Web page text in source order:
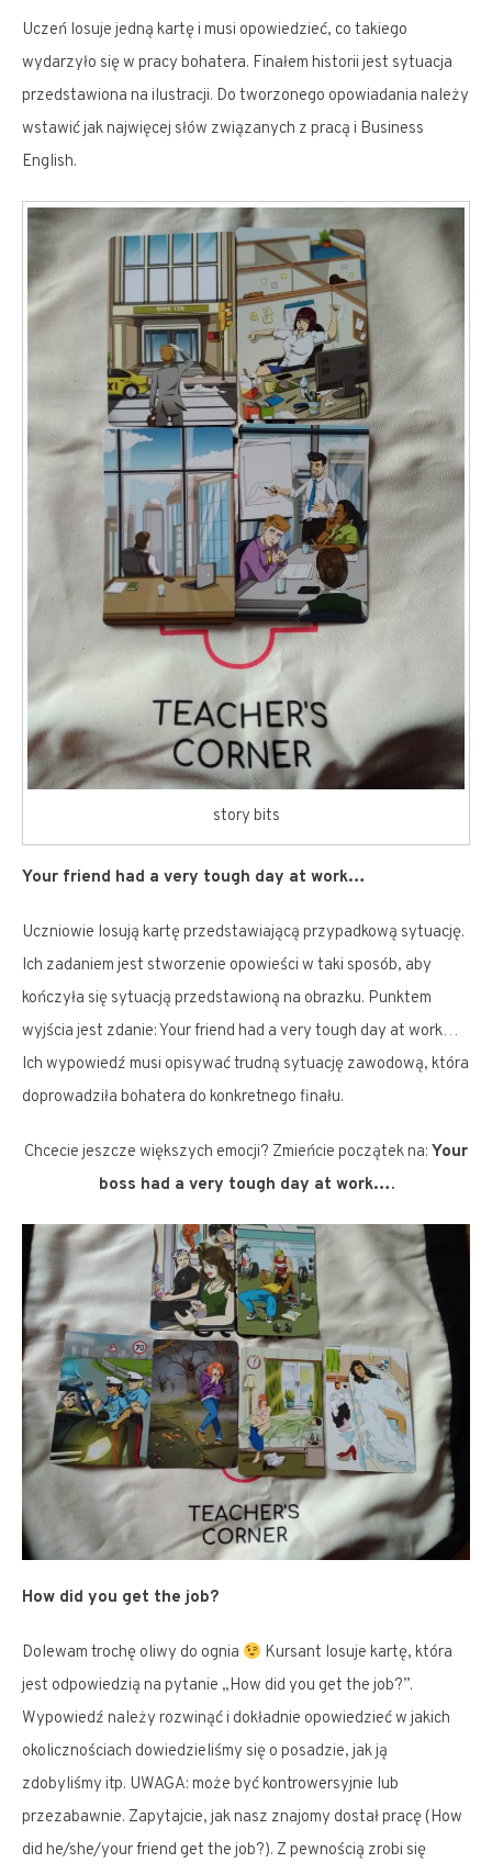
Uczeń losuje jedną kartę i musi opowiedzieć, co takiego
wydarzyło się w pracy bohatera. Finałem historii jest sytuacja
przedstawiona na ilustracji. Do tworzonego opowiadania należy
wstawić jak najwięcej słów związanych z pracą i Business
English.
story bits
Your friend had a very tough day at work…
Uczniowie losują kartę przedstawiającą przypadkową sytuację.
Ich zadaniem jest stworzenie opowieści w taki sposób, aby
kończyła się sytuacją przedstawioną na obrazku. Punktem
wyjścia jest zdanie: Your friend had a very tough day at work…
Ich wypowiedź musi opisywać trudną sytuację zawodową, która
doprowadziła bohatera do konkretnego finału.
Chcecie jeszcze większych emocji? Zmieńcie początek na: Your
boss had a very tough day at work….
How did you get the job?
Dolewam trochę oliwy do ognia
Kursant losuje kartę, która
jest odpowiedzią na pytanie „How did you get the job?”.
Wypowiedź należy rozwinąć i dokładnie opowiedzieć w jakich
okolicznościach dowiedzieliśmy się o posadzie, jak ją
zdobyliśmy itp. UWAGA: może być kontrowersyjnie lub
przezabawnie. Zapytajcie, jak nasz znajomy dostał pracę (How
did he/she/your friend get the job?). Z pewnością zrobi się